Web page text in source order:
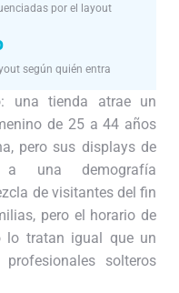
por el layout
según quién entra
una tienda atrae un
de 25 a 44 años
pero sus displays de
a una demografía
de visitantes del fin
pero el horario de
lo tratan igual que un
solteros